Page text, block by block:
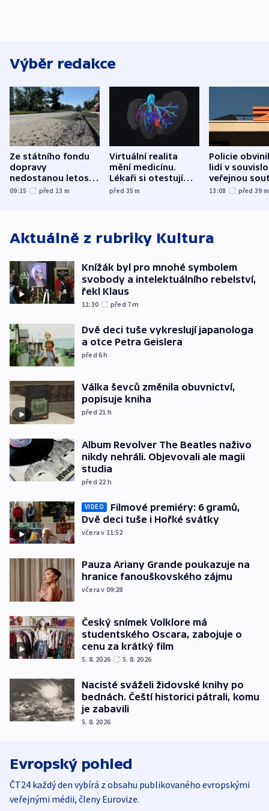
Výběr redakce
Ze státního fondu
dopravy
nedostanou letos
kraje na silnice ani
09:15 před 13 m
Virtuální realita
mění medicínu.
Lékaři si otestují
každý řez, říká
před 35m
Policie
lidí v
veřejnou
Správy
13:08 před 39 m
Aktuálně z rubriky Kultura
Knížák byl pro mnohé symbolem
svobody a intelektuálního rebelství,
řekl Klaus
11:30 před 7m
Dvě deci tuše vykreslují japanologa
a otce Petra Geislera
před 6h
Válka ševců změnila obuvnictví,
popisuje kniha
před 21 h
Album Revolver The Beatles naživo
nikdy nehráli. Objevovali ale magii
studia
před 22 h
VIDEO
Filmové premiéry: 6 gramů,
Dvě deci tuše i Hořké svátky
včera v 11:52
Pauza Ariany Grande poukazuje na
hranice fanouškovského zájmu
včera v 09:28
Český snímek Volklore má
studentského Oscara, zabojuje o
cenu za krátký film
5. 8. 2026 5. 8. 2026
Nacisté sváželi židovské knihy po
bednách. Čeští historici pátrali, komu
je zabavili
5. 8. 2026
Evropský pohled
ČT24 každý den vybírá z obsahu publikovaného evropskými
veřejnými médii, členy Eurovize.